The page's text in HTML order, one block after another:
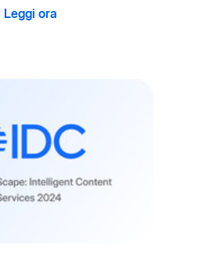
Leggi ora